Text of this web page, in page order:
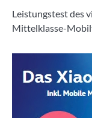
Leistungstest des
Mittelklasse-